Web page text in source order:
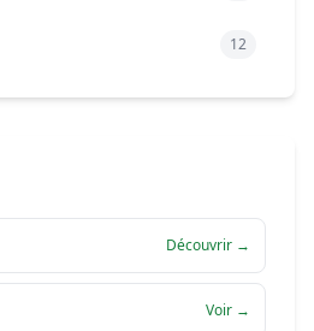
12
Découvrir →
Voir →